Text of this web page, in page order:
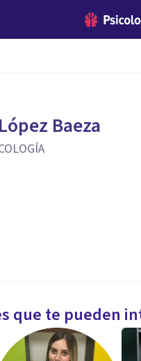
Baeza
que te pueden